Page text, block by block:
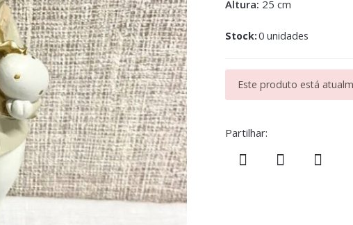
Altura: 25 cm
Stock:0 unidades
Este produto está
Partilhar: